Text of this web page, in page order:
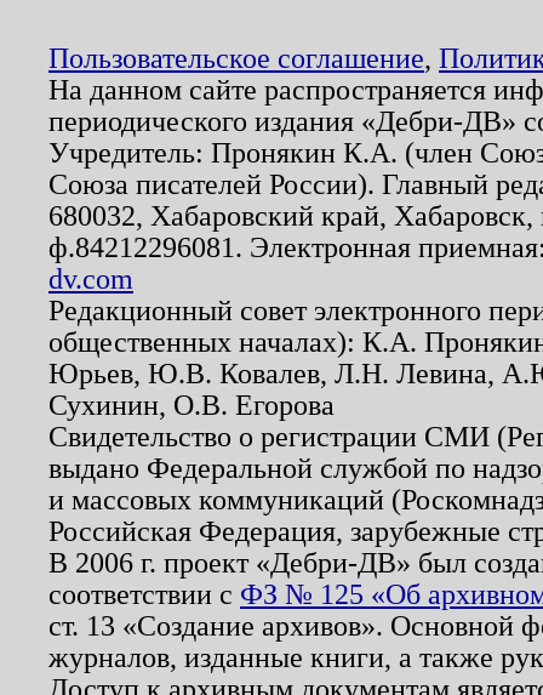
Пользовательское соглашение,
На данном сайте распространяется
периодического издания «Дебри-ДВ»
Учредитель: Пронякин К.А. (член
Союза писателей России). Главный
680032, Хабаровский край,
ф.84212296081. Электронная
dv.com
Редакционный совет электронного
общественных началах): К.А.
Юрьев, Ю.В. Ковалев, Л.Н. Левина,
Сухинин, О.В. Егорова
Свидетельство о регистрации СМИ
выдано Федеральной службой по
и массовых коммуникаций
Российская Федерация, зарубежные
В 2006 г. проект «Дебри-ДВ» был
соответствии с ФЗ № 125 «Об
ст. 13 «Создание архивов». Основной
журналов, изданные книги, а также
Доступ к архивным документам